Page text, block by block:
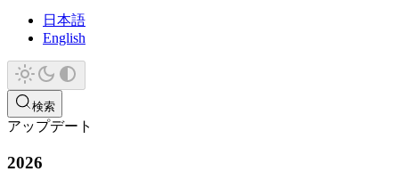
日本語
English
検索
アップデート
2026